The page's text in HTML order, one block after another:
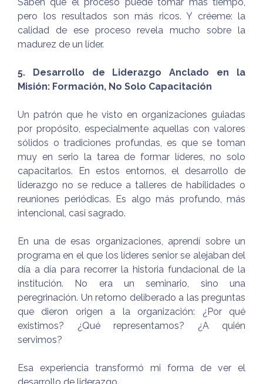
pero los resultados son más ricos. Y créeme: la
calidad de ese proceso revela mucho sobre la
madurez de un líder.
5. Desarrollo de Liderazgo Anclado en la
Misión: Formación, No Solo Capacitación
Un patrón que he visto en organizaciones guiadas
por propósito, especialmente aquellas con valores
sólidos o tradiciones profundas, es que se toman
muy en serio la tarea de formar líderes, no solo
capacitarlos. En estos entornos, el desarrollo de
liderazgo no se reduce a talleres de habilidades o
reuniones periódicas. Es algo más profundo, más
intencional, casi sagrado.
En una de esas organizaciones, aprendí sobre un
programa en el que los líderes senior se alejaban del
día a día para recorrer la historia fundacional de la
institución. No era un seminario, sino una
peregrinación. Un retorno deliberado a las preguntas
que dieron origen a la organización: ¿Por qué
existimos? ¿Qué representamos? ¿A quién
servimos?
Esa experiencia transformó mi forma de ver el